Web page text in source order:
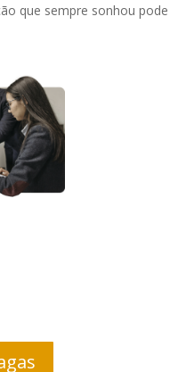
que sempre sonhou pode